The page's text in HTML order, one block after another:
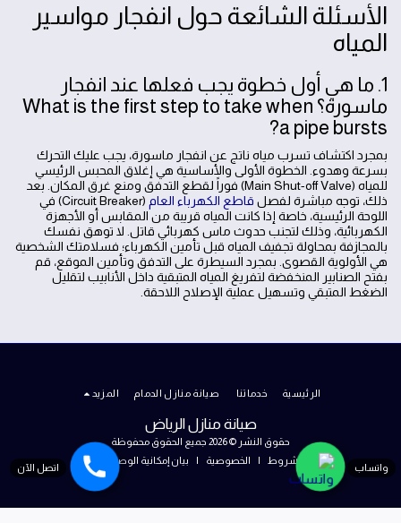
الأسئلة الشائعة حول انفجار مواسير
المياه
1. ما هي أول خطوة يجب فعلها عند انفجار
ماسورة؟ What is the first step to take when
a pipe bursts?
بمجرد اكتشاف تسرب مياه ناتج عن انفجار ماسورة، يجب عليك التحرك
بسرعة وهدوء. الخطوة الأولى والأساسية هي إغلاق المحبس الرئيسي
للمياه (Main Shut-off Valve) فوراً لقطع التدفق ومنع غرق المكان. بعد
ذلك، توجه مباشرة لفصل قاطع الكهرباء العام
(Circuit Breaker) في
اللوحة الرئيسية، خاصة إذا كانت المياه قريبة من المقابس أو الأجهزة
الكهربائية، وذلك لتجنب حدوث ماس كهربائي قاتل. لا توهق نفسك
بالمجازفة بمحاولة تجفيف المياه قبل تأمين الكهرباء؛ فسلامتك الشخصية
هي الأولوية القصوى. بمجرد السيطرة على التدفق وتأمين الموقع، قم
بفتح الصنابير المنخفضة لتفريغ المياه المتبقية داخل الأنابيب لتقليل
الضغط المتبقي وتسهيل عملية الإصلاح اللاحقة.
صيانة منازل الرياض
حقوق النشر © 2026 جميع الحقوق محفوظة
الشروط
| الخصوصية | بيان إمكانية الوصول
الرئيسية خدماتنا صيانة منازل الدمام المزيد
واتساب اتصل الآن